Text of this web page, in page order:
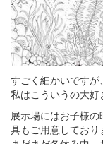
すごく細かいですが
私はこういうの大
展示場にはお子様
具もご用意しており